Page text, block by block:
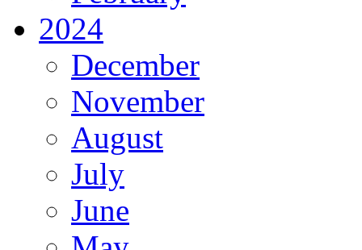
2024
December
November
August
July
June